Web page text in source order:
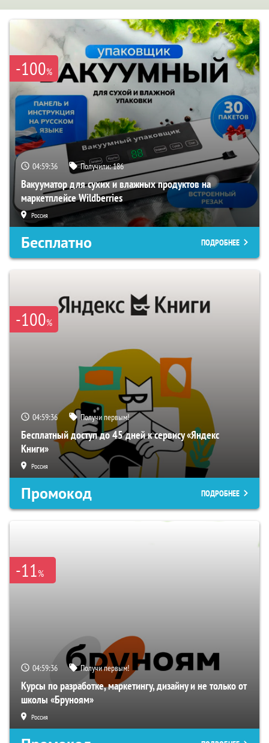
-100%
04:59:35 Получили:186
Вакууматор для сухих и влажных продуктов на
маркетплейсе Wildberries
Россия
Бесплатно ПОДРОБНЕЕ
-100%
04:59:35 Получи первым!
Бесплатный доступ до 45 дней к сервису «Яндекс
Книги»
Россия
Промокод ПОДРОБНЕЕ
-11%
04:59:35 Получи первым!
Курсы по разработке, маркетингу, дизайну и не только от
школы «Бруноям»
Россия